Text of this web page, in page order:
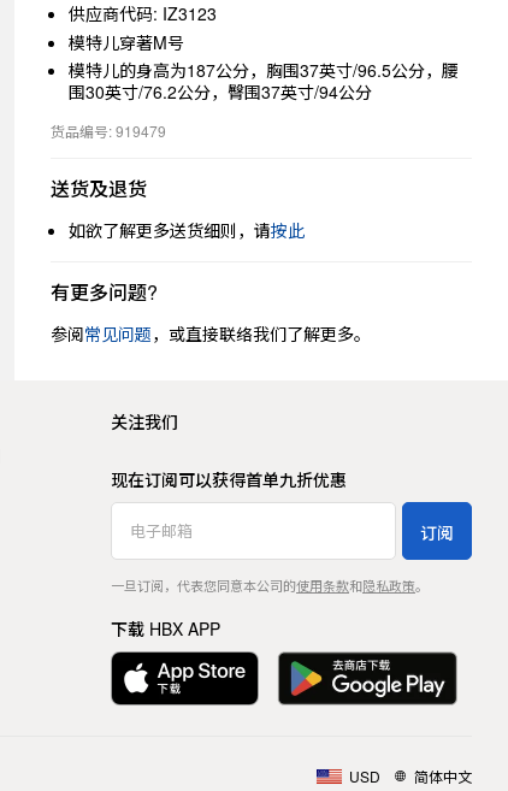
供应商代码: IZ3123
模特儿穿著M号
模特儿的身高为187公分，胸围37英寸/96.5公分，腰
围30英寸/76.2公分，臀围37英寸/94公分
货品编号: 919479
送货及退货
如欲了解更多送货细则，请按此
有更多问题?
参阅常见问题，或直接联络我们了解更多。
关注我们
现在订阅可以获得首单九折优惠
订阅
一旦订阅，代表您同意本公司的使用条款和隐私政策。
下载 HBX APP
USD 简体中文